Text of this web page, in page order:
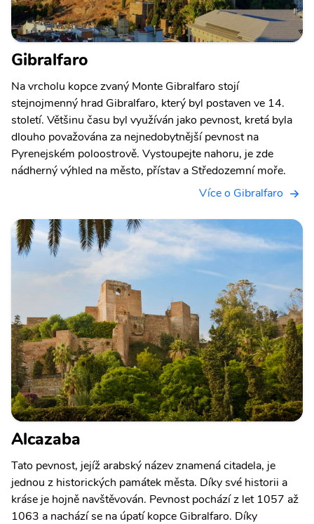
Gibralfaro
Na vrcholu kopce zvaný Monte Gibralfaro stojí
stejnojmenný hrad Gibralfaro, který byl postaven ve 14.
století. Většinu času byl využíván jako pevnost, kretá byla
dlouho považována za nejnedobytnější pevnost na
Pyrenejském poloostrově. Vystoupejte nahoru, je zde
nádherný výhled na město, přístav a Středozemní moře.
Více o Gibralfaro
Alcazaba
Tato pevnost, jejíž arabský název znamená citadela, je
jednou z historických památek města. Díky své historii a
kráse je hojně navštěvován. Pevnost pochází z let 1057 až
1063 a nachází se na úpatí kopce Gibralfaro. Díky